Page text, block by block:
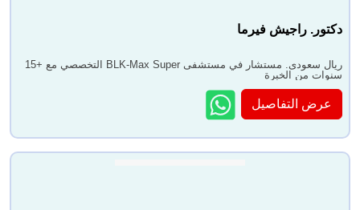
دكتور. راجيش فيرما
ريال سعودى. مستشار في مستشفى BLK-Max Super التخصصي مع +15
سنوات من الخبرة
عرض التفاصيل